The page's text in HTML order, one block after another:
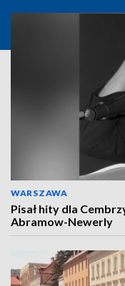
WARSZAWA
Pisał hity dla
Abramow-Newerly